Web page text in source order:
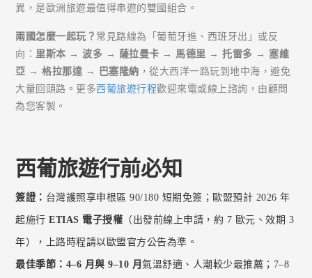
異，是歐洲旅遊最值得串遊的雙國組合。
兩國怎麼一起玩？ 常見路線為「葡萄牙進、西班牙出」或反
向： 里斯本 → 波多 → 薩拉曼卡 → 馬德里 → 托雷多 → 塞維
亞 → 格拉那達 → 巴塞隆納 ，從大西洋一路玩到地中海，避免
大量回頭路。更多西葡旅遊行程歡迎來電或線上諮詢，由顧問
為您客製。
西葡旅遊行前必知
簽證： 台灣護照享申根區 90/180 短期免簽；歐盟預計 2026 年
起施行ETIAS 電子授權 （出發前線上申請，約 7 歐元、效期 3
年），上路時程請以歐盟官方公告為準。
最佳季節： 4–6 月與 9–10 月氣溫舒適、人潮較少最推薦；7–8